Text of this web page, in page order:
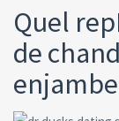
Quel
de